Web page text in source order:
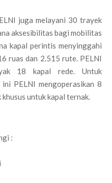
juga melayani 30 trayek
aksesibilitas bagi mobilitas
kapal perintis menyinggahi
ruas dan 2.515 rute. PELNI
18 kapal rede. Untuk
PELNI mengoperasikan 8
untuk kapal ternak.
: